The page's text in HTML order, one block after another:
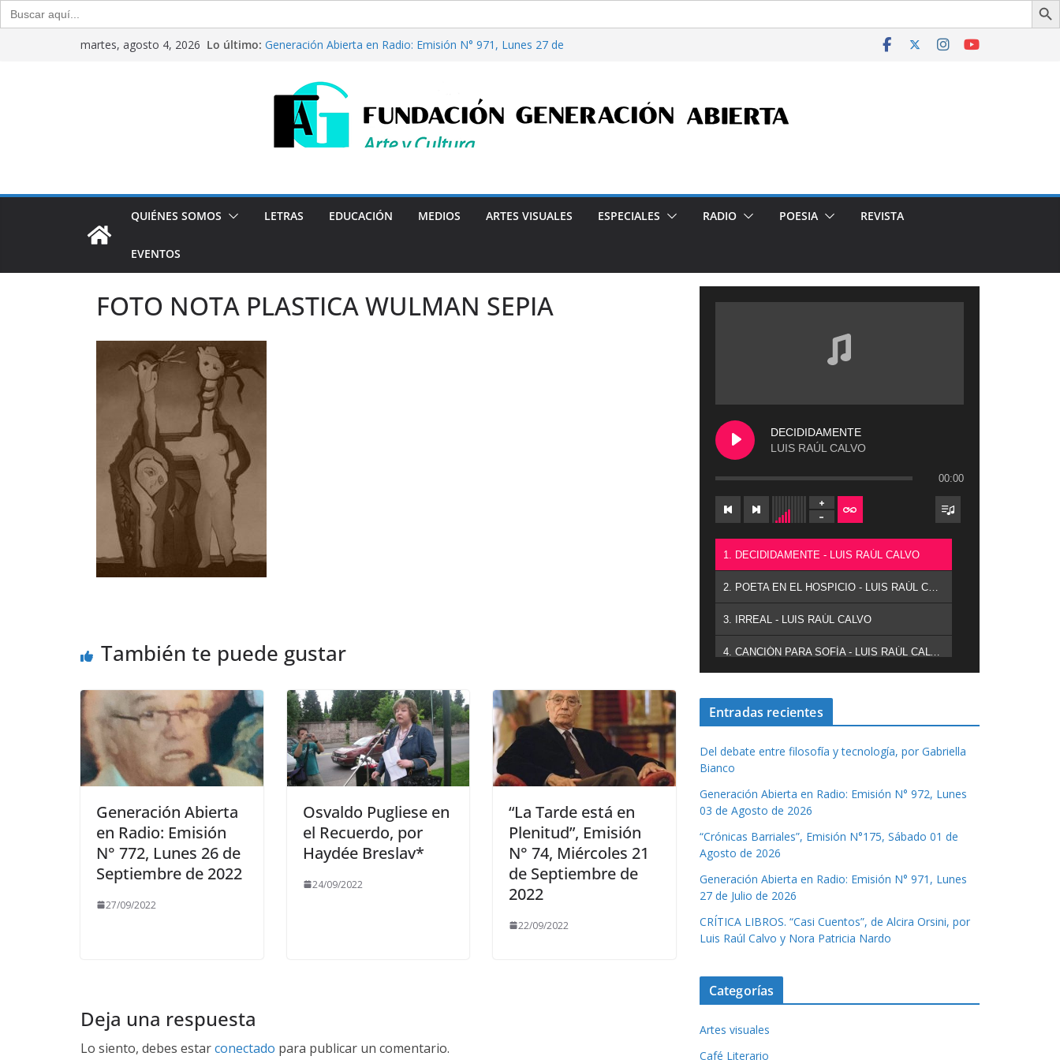
Buscar:
martes, agosto 4, 2026 Lo último: Generación Abierta en Radio: Emisión N° 971, Lunes 27 de
Raúl Calvo y Nora Patricia Nardo
Del debate entre filosofía y tecnología, por Gabriella Bianco
Generación Abierta en Radio: Emisión N° 972, Lunes 03 de
Agosto de 2026
QUIÉNES SOMOS LETRAS EDUCACIÓN MEDIOS ARTES VISUALES ESPECIALES RADIO POESIA REVISTA
EVENTOS
FOTO NOTA PLASTICA WULMAN SEPIA
También te puede gustar
Generación Abierta
en Radio: Emisión
N° 772, Lunes 26 de
Septiembre de 2022
27/09/2022
Osvaldo Pugliese en
el Recuerdo, por
Haydée Breslav*
24/09/2022
“La Tarde está en
Plenitud”, Emisión
N° 74, Miércoles 21
de Septiembre de
2022
22/09/2022
Deja una respuesta
Lo siento, debes estarconectado para publicar un comentario.
DECIDIDAMENTE
LUIS RAÚL CALVO
00:00
1. DECIDIDAMENTE - LUIS RAÚL CALVO
2. POETA EN EL HOSPICIO - LUIS RAÚL CALVO
3. IRREAL - LUIS RAÚL CALVO
Entradas recientes
Del debate entre filosofía y tecnología, por Gabriella
Bianco
Generación Abierta en Radio: Emisión N° 972, Lunes
03 de Agosto de 2026
“Crónicas Barriales”, Emisión N°175, Sábado 01 de
Agosto de 2026
Generación Abierta en Radio: Emisión N° 971, Lunes
27 de Julio de 2026
CRÍTICA LIBROS. “Casi Cuentos”, de Alcira Orsini, por
Luis Raúl Calvo y Nora Patricia Nardo
Categorías
Artes visuales
Café Literario